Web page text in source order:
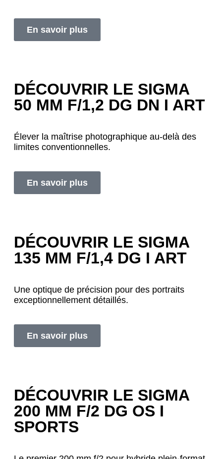
En savoir plus
DÉCOUVRIR LE SIGMA
50 MM F/1,2 DG DN I ART
Élever la maîtrise photographique au-delà des
limites conventionnelles.
En savoir plus
DÉCOUVRIR LE SIGMA
135 MM F/1,4 DG I ART
Une optique de précision pour des portraits
exceptionnellement détaillés.
En savoir plus
DÉCOUVRIR LE SIGMA
200 MM F/2 DG OS I
SPORTS